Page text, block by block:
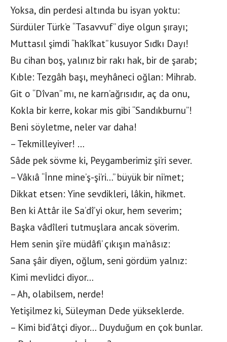
Yoksa, din perdesi altında bu isyan yoktu:
Sürdüler Türk’e “Tasavvuf” diye olgun şırayı;
Muttasıl şimdi “hakîkat” kusuyor Sıdkı Dayı!
Bu cihan boş, yalınız bir rakı hak, bir de şarab;
Kıble: Tezgâh başı, meyhâneci oğlan: Mihrab.
Git o “Dîvan” mı, ne karn’ağrısıdır, aç da onu,
Kokla bir kerre, kokar mis gibi “Sandıkburnu”!
Beni söyletme, neler var daha!
– Tekmilleyiver! …
Sâde pek sövme ki, Peygamberimiz şi’ri sever.
– Vâkıâ “İnne mine’ş-şi’ri…” büyük bir ni’met;
Dikkat etsen: Yine sevdikleri, lâkin, hikmet.
Ben ki Attâr ile Sa’dî’yi okur, hem severim;
Başka vâdîleri tutmuşlara ancak söverim.
Hem senin şi’re müdâfi’ çıkışın ma’nâsız:
Sana şâir diyen, oğlum, seni gördüm yalnız:
Kimi mevlidci diyor…
– Ah, olabilsem, nerde!
Yetişilmez ki, Süleyman Dede yükseklerde.
– Kimi bid’âtçi diyor… Duyduğum en çok bunlar.